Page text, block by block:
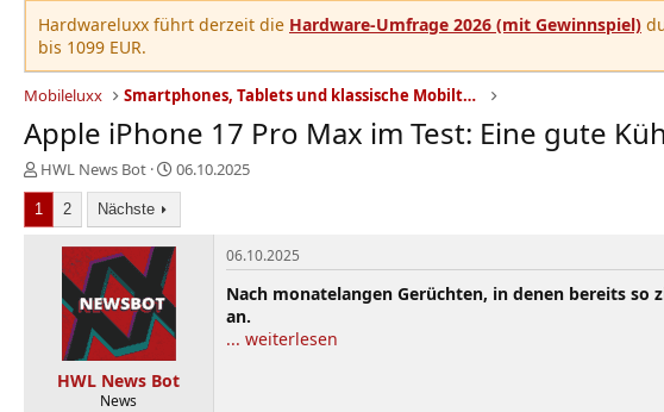
Hardwareluxx führt derzeit die Hardware-Umfrage 2026 (mit Gewinnspiel)
bis 1099 EUR.
Mobileluxx Smartphones, Tablets und klassische Mobiltelefone
Apple iPhone 17 Pro Max im Test: Eine gute
E
r
s
t
HWL News Bot
E
r
t
e
a
m
06.10.2025
1 2 Nächste
HWL News Bot
News
06.10.2025
Nach monatelangen Gerüchten, in denen bereits so
an.
... weiterlesen